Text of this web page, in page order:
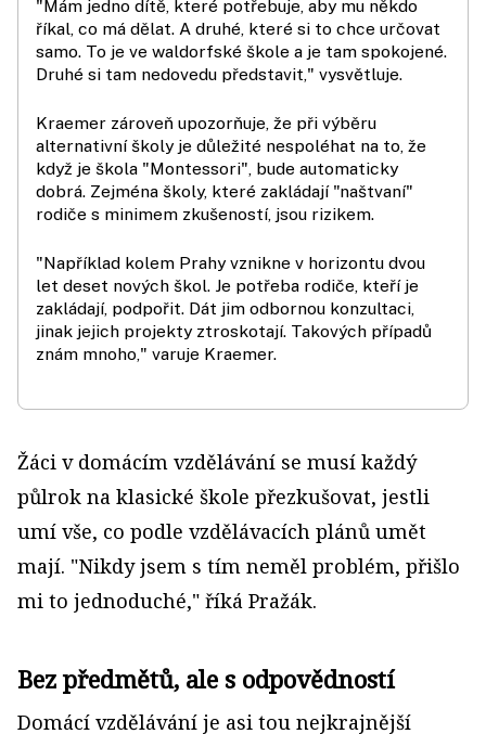
"Mám jedno dítě, které potřebuje, aby mu někdo
říkal, co má dělat. A druhé, které si to chce určovat
samo. To je ve waldorfské škole a je tam spokojené.
Druhé si tam nedovedu představit," vysvětluje.
Kraemer zároveň upozorňuje, že při výběru
alternativní školy je důležité nespoléhat na to, že
když je škola "Montessori", bude automaticky
dobrá. Zejména školy, které zakládají "naštvaní"
rodiče s minimem zkušeností, jsou rizikem.
"Například kolem Prahy vznikne v horizontu dvou
let deset nových škol. Je potřeba rodiče, kteří je
zakládají, podpořit. Dát jim odbornou konzultaci,
jinak jejich projekty ztroskotají. Takových případů
znám mnoho," varuje Kraemer.
Žáci v domácím vzdělávání se musí každý
půlrok na klasické škole přezkušovat, jestli
umí vše, co podle vzdělávacích plánů umět
mají. "Nikdy jsem s tím neměl problém, přišlo
mi to jednoduché," říká Pražák.
Bez předmětů, ale s odpovědností
Domácí vzdělávání je asi tou nejkrajnější